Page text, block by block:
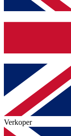
Verkoper